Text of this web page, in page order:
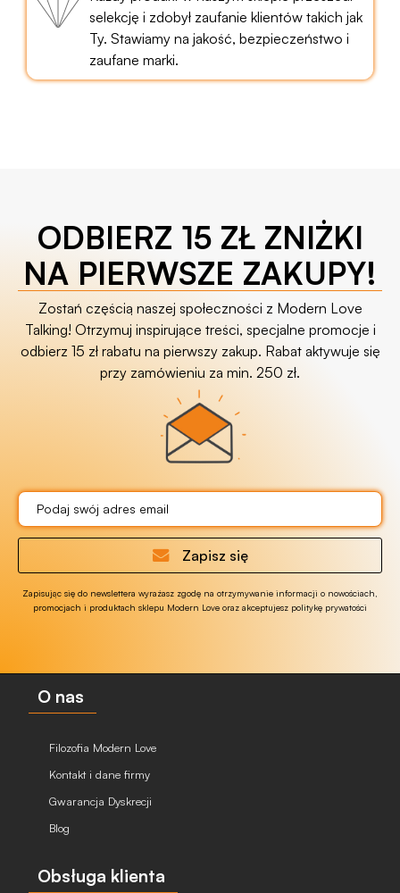
selekcję i zdobył zaufanie klientów takich jak
Ty. Stawiamy na jakość, bezpieczeństwo i
zaufane marki.
ODBIERZ 15 ZŁ ZNIŻKI
NA PIERWSZE ZAKUPY!
Zostań częścią naszej społeczności z Modern Love
Talking! Otrzymuj inspirujące treści, specjalne promocje i
odbierz 15 zł rabatu na pierwszy zakup. Rabat aktywuje się
przy zamówieniu za min. 250 zł.
Zapisz się
Zapisując się do newslettera wyrażasz zgodę na otrzymywanie informacji o nowościach,
promocjach i produktach sklepu Modern Love oraz akceptujesz politykę prywatości
O nas
Filozofia Modern Love
Kontakt i dane firmy
Gwarancja Dyskrecji
Blog
Obsługa klienta